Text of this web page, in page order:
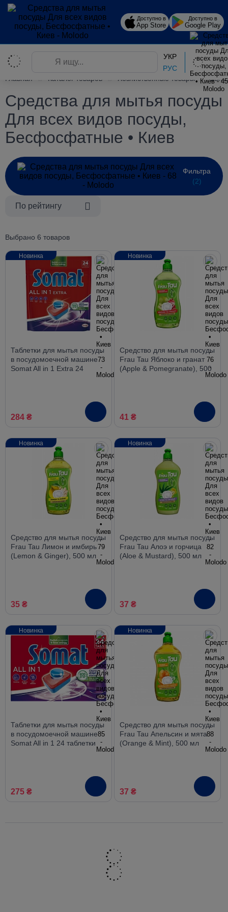
Доступно в
App Store
Доступно в
Google Play
УКР
РУС
Главная
Каталог товаров Хозяйственные товары
Средства для мытья посуды
Для всех видов посуды,
Бесфосфатные • Киев
Фильтра
(2)
По рейтингу
Выбрано 6 товаров
Таблетки для мытья посуды
в посудомоечной машине
Somat All in 1 Extra 24
284 ₴
Новинка
Средство для мытья посуды
Frau Tau Яблоко и гранат
(Apple & Pomegranate), 500
41 ₴
Новинка
Средство для мытья посуды
Frau Tau Лимон и имбирь
(Lemon & Ginger), 500 мл
35 ₴
Новинка
Средство для мытья посуды
Frau Tau Алоэ и горчица
(Aloe & Mustard), 500 мл
37 ₴
Новинка
Таблетки для мытья посуды
в посудомоечной машине
Somat All in 1 24 таблетки
275 ₴
Новинка
Средство для мытья посуды
Frau Tau Апельсин и мята
(Orange & Mint), 500 мл
37 ₴
Новинка